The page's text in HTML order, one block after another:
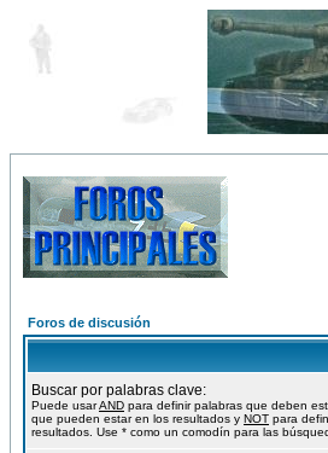
Foros de discusión
Buscar por palabras clave:
Puede usarAND para definir palabras que deben
que pueden estar en los resultados y NOT para
resultados. Use * como un comodín para las